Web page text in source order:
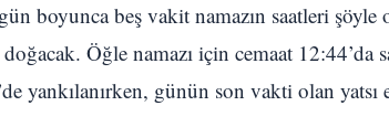
boyunca beş vakit namazın saatleri şöyle
Öğle namazı için cemaat 12:44’da
yankılanırken, günün son vakti olan yatsı